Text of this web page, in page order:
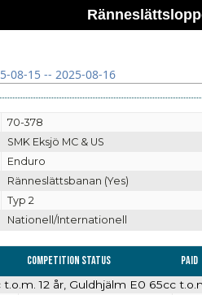
08-15 -- 2025-08-16
70-378
SMK Eksjö MC & US
Enduro
Ränneslättsbanan (Yes)
Typ 2
Nationell/Internationell
Competition Status Paid
12 år, Guldhjälm E0 65cc